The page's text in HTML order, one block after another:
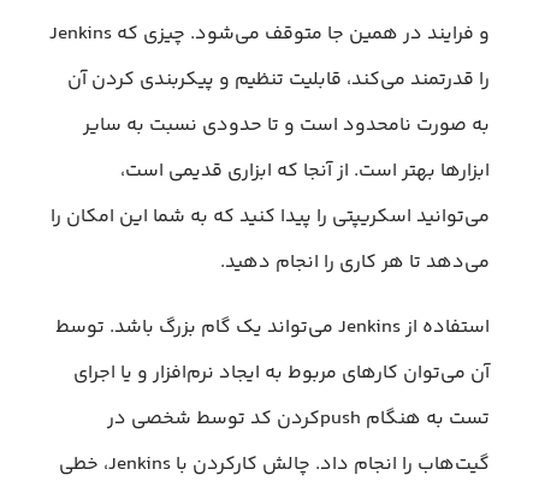
و فرایند در همین جا متوقف می‌شود. چیزی که Jenkins
را قدرتمند می‌کند، قابلیت تنظیم و پیکربندی کردن آن
به صورت نامحدود است و تا حدودی نسبت به سایر
ابزار‌ها بهتر است. از آنجا که ابزاری قدیمی است،
می‌توانید اسکریپتی را پیدا کنید که به شما این امکان را
می‌دهد تا هر کاری را انجام دهید.
استفاده از Jenkins می‌تواند یک گام بزرگ باشد. توسط
آن می‌توان کار‌های مربوط به ایجاد نرم‌افزار و یا اجرای
تست به هنگام pushکردن کد توسط شخصی در
گیت‌هاب را انجام داد. چالش کارکردن با Jenkins، خطی